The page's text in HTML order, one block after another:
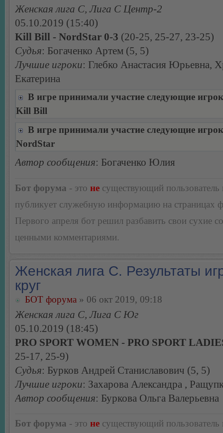
Женская лига С, Лига С Центр-2
05.10.2019 (15:40)
Kill Bill - NordStar 0-3 (20-25, 25-27, 23-25)
Судья: Богаченко Артем (5, 5)
Лучшие игроки: Глебко Анастасия Юрьевна,
Екатерина
В игре принимали участие следующие
Kill Bill
В игре принимали участие следующие
NordStar
Автор сообщения: Богаченко Юлия
Бот форума - это не существующий пользователь
публикует служебную информацию на страницах
Первого апреля бот решил разбавить свои сухие
ценными комментариями.
Женская лига С. Результаты
круг
БОТ форума » 06 окт 2019, 09:18
Женская лига С, Лига С Юг
05.10.2019 (18:45)
PRO SPORT WOMEN - PRO SPORT
25-17, 25-9)
Судья: Бурков Андрей Станиславович (5, 5)
Лучшие игроки: Захарова Александра ,
Автор сообщения: Буркова Ольга Валерьевна
Бот форума - это не существующий пользователь